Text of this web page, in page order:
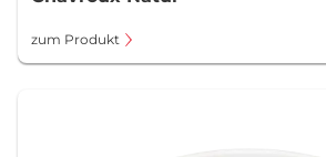
zum Produkt